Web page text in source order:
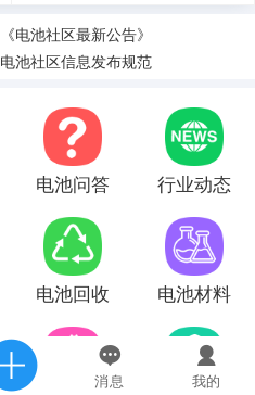
消息 我的
《电池社区最新公告》
电池社区信息发布规范
电池问答 行业动态
电池回收 电池材料